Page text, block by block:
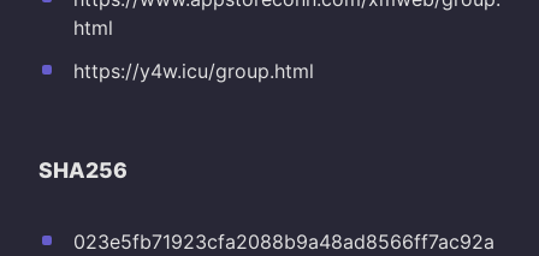
html
https://y4w.icu/group.html
SHA256
023e5fb71923cfa2088b9a48ad8566ff7ac92a